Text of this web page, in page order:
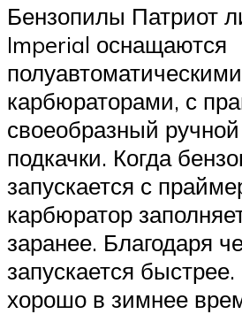
Бензопилы Патриот
Imperial оснащаются
полуавтоматическими
карбюраторами, с
своеобразный
подкачки. Когда
запускается с
карбюратор
заранее. Благодаря
запускается
хорошо в зимнее